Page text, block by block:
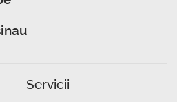
Servicii